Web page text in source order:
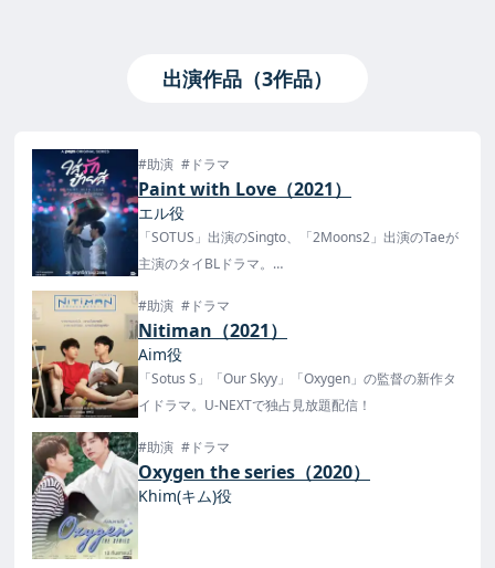
出演作品（3作品）
#助演 #ドラマ
Paint with Love（2021）
エル役
「SOTUS」出演のSingto、「2Moons2」出演のTaeが
主演のタイBLドラマ。
#助演 #ドラマ
Nitiman（2021）
Aim役
「Sotus S」「Our Skyy」「Oxygen」の監督の新作タ
イドラマ。U-NEXTで独占見放題配信！
#助演 #ドラマ
Oxygen the series（2020）
Khim(キム)役